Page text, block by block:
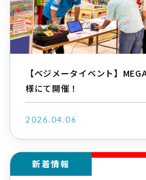
【ベジメータイベント】
様にて開催！
2026.04.06
新着情報